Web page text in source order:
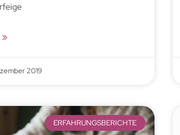
»
2019
ERFAHRUNGSBERICHTE